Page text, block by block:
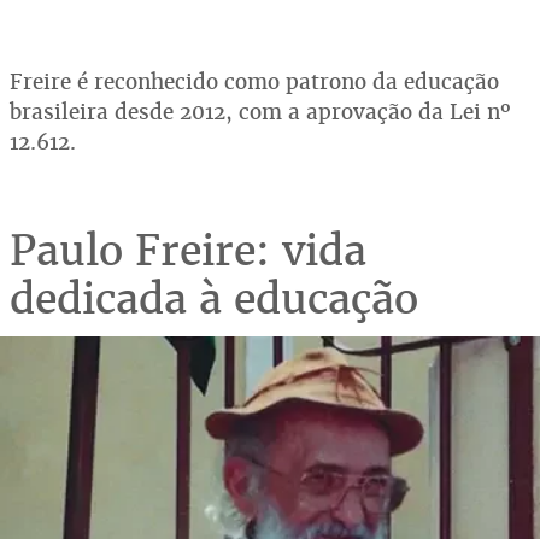
Freire é reconhecido como patrono da educação
brasileira desde 2012, com a aprovação da Lei nº
12.612.
Paulo Freire: vida
dedicada à educação